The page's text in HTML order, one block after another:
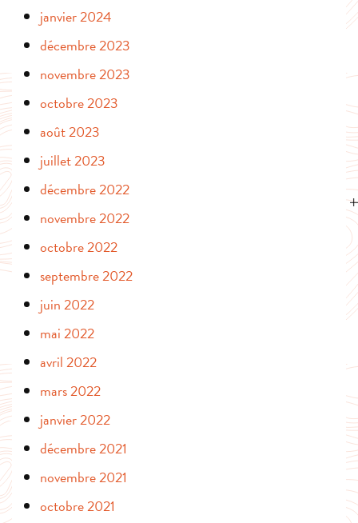
janvier 2024
décembre 2023
novembre 2023
octobre 2023
août 2023
juillet 2023
décembre 2022
novembre 2022
octobre 2022
septembre 2022
juin 2022
mai 2022
avril 2022
mars 2022
janvier 2022
décembre 2021
novembre 2021
octobre 2021